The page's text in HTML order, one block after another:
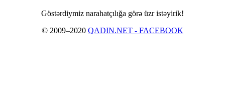
Göstərdiymiz narahatçılığa görə üzr istəyirik!
© 2009–2020 QADIN.NET - FACEBOOK